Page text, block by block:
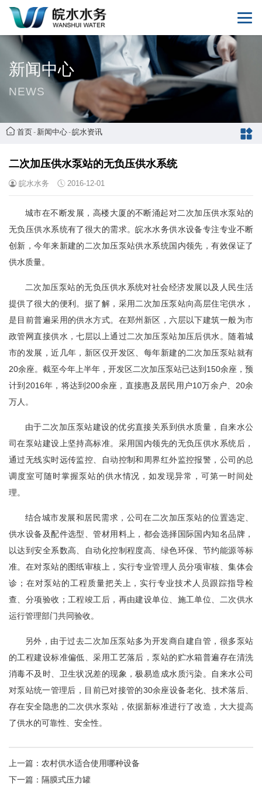
新闻中心
NEWS
首页- 新闻中心-皖水资讯
二次加压供水泵站的无负压供水系统
皖水水务 2016-12-01
城市在不断发展，高楼大厦的不断涌起对二次加压供水泵站的
无负压供水系统有了很大的需求。皖水水务供水设备专注专业不断
创新，今年来新建的二次加压泵站供水系统国内领先，有效保证了
供水质量。
二次加压泵站的无负压供水系统对社会经济发展以及人民生活
提供了很大的便利。据了解，采用二次加压泵站向高层住宅供水，
是目前普遍采用的供水方式。在郑州新区，六层以下建筑一般为市
政管网直接供水，七层以上通过二次加压泵站加压后供水。随着城
市的发展，近几年，新区仅开发区、每年新建的二次加压泵站就有
20余座。截至今年上半年，开发区二次加压泵站已达到150余座，预
计到2016年，将达到200余座，直接惠及居民用户10万余户、20余
万人。
由于二次加压泵站建设的优劣直接关系到供水质量，自来水公
司在泵站建设上坚持高标准。采用国内领先的无负压供水系统后，
通过无线实时远传监控、自动控制和周界红外监控报警，公司的总
调度室可随时掌握泵站的供水情况，如发现异常，可第一时间处
理。
结合城市发展和居民需求，公司在二次加压泵站的位置选定、
供水设备及配件选型、管材用料上，都会选择国际国内知名品牌，
以达到安全系数高、自动化控制程度高、绿色环保、节约能源等标
准。在对泵站的图纸审核上，实行专业管理人员分项审核、集体会
诊；在对泵站的工程质量把关上，实行专业技术人员跟踪指导检
查、分项验收；工程竣工后，再由建设单位、施工单位、二次供水
运行管理部门共同验收。
另外，由于过去二次加压泵站多为开发商自建自管，很多泵站
的工程建设标准偏低、采用工艺落后，泵站的贮水箱普遍存在清洗
消毒不及时、卫生状况差的现象，极易造成水质污染。自来水公司
对泵站统一管理后，目前已对接管的30余座设备老化、技术落后、
存在安全隐患的二次供水泵站，依据新标准进行了改造，大大提高
了供水的可靠性、安全性。
上一篇： 农村供水适合使用哪种设备
下一篇： 隔膜式压力罐
立即提交